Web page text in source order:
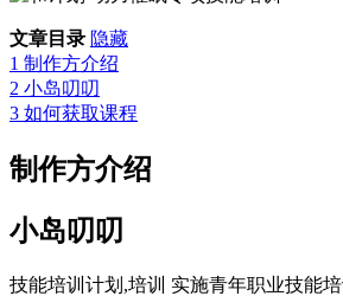
文章目录 隐藏
1 制作方介绍
2 小岛叨叨
3 如何获取课程
制作方介绍
小岛叨叨
技能培训计划,培训 实施青年职业技能